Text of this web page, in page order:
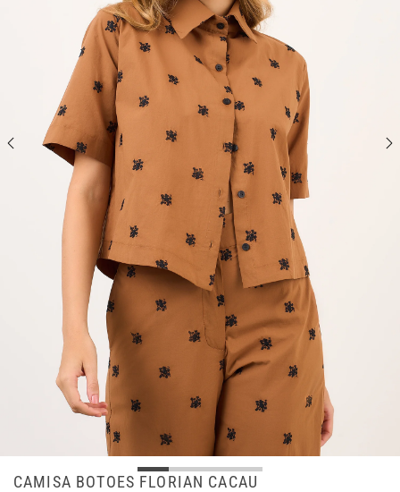
CAMISA BOTOES FLORIAN CACAU